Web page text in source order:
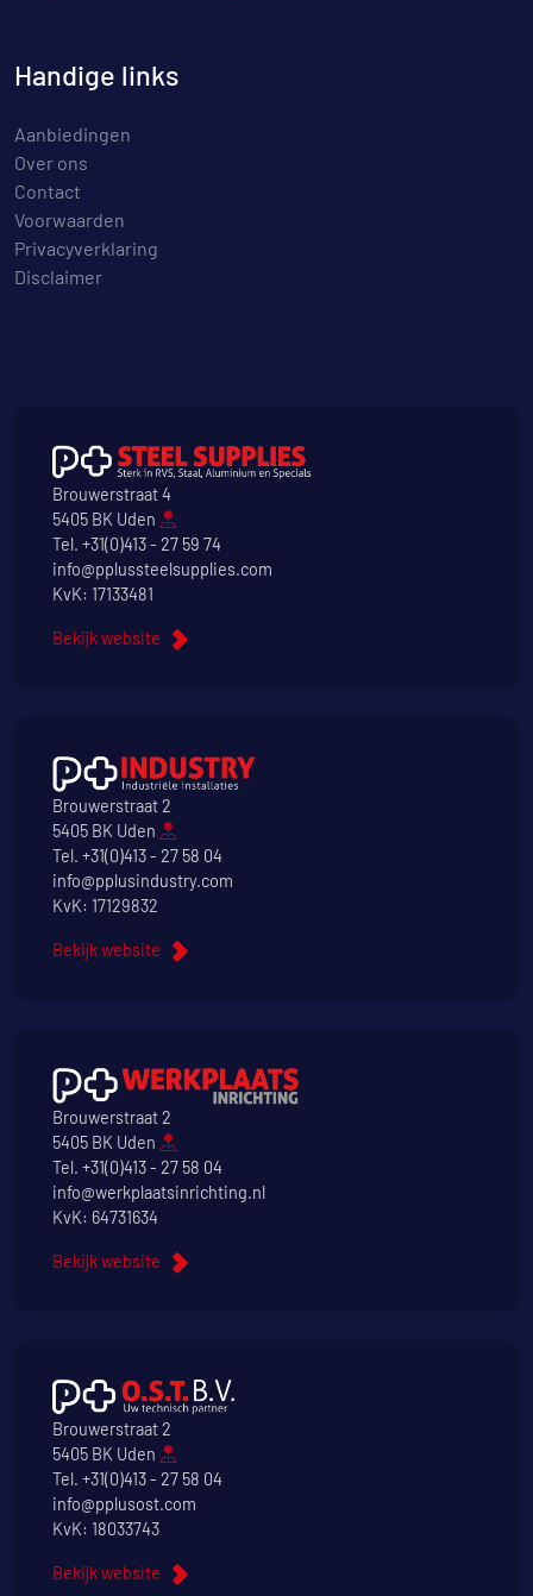
Handige links
Aanbiedingen
Over ons
Contact
Voorwaarden
Privacyverklaring
Disclaimer
Brouwerstraat 4
5405 BK Uden
Tel. +31(0)413 - 27 59 74
info@pplussteelsupplies.com
KvK: 17133481
Bekijk website
Brouwerstraat 2
5405 BK Uden
Tel. +31(0)413 - 27 58 04
info@pplusindustry.com
KvK: 17129832
Bekijk website
Brouwerstraat 2
5405 BK Uden
Tel. +31(0)413 - 27 58 04
info@werkplaatsinrichting.nl
KvK: 64731634
Bekijk website
Brouwerstraat 2
5405 BK Uden
Tel. +31(0)413 - 27 58 04
info@pplusost.com
KvK: 18033743
Bekijk website